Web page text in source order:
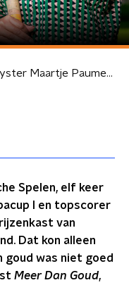
Hoe de keiharde hockeyster Maartje Paumen haar kwetsbaarheid vond
Spelen, elf keer
I en topscorer
van
Dat kon alleen
goud was niet goed
Meer Dan Goud,